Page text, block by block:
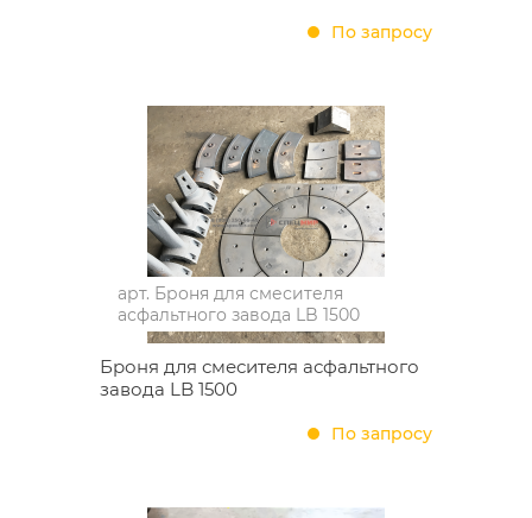
По запросу
арт. Броня для смесителя
асфальтного завода LB 1500
Броня для смесителя асфальтного
завода LB 1500
По запросу